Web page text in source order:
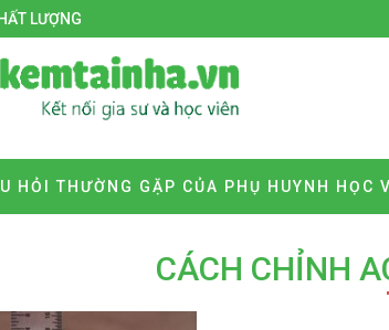
LƯỢNG
HỎI THƯỜNG GẶP CỦA PHỤ HUYNH HỌC
CÁCH CHỈNH